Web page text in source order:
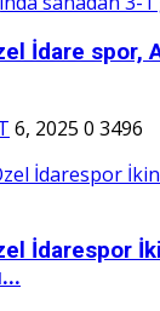
İdare spor,
6, 2025 0 3496
İdarespor